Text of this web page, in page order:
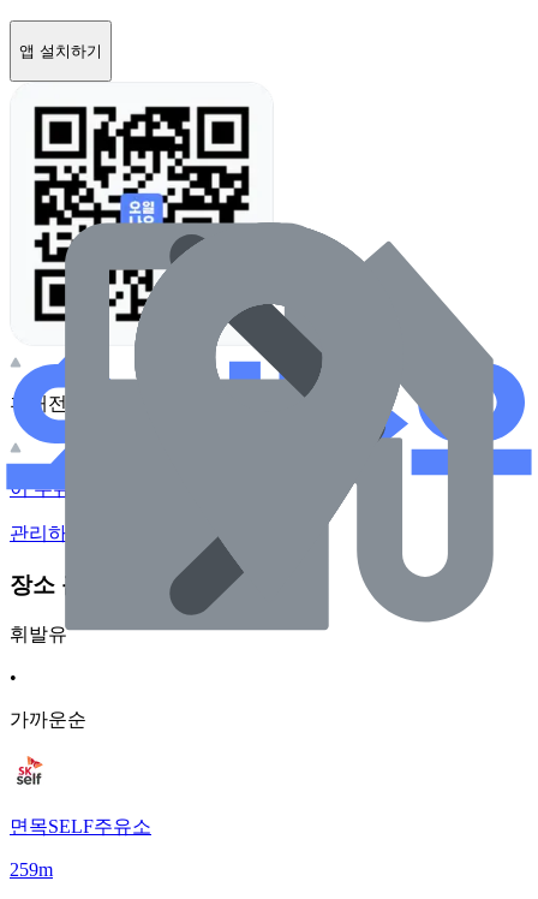
앱 설치하기
휴대전화 카메라로 찍어보세요
이 주유소의 사장님이신가요?
관리하기
장소 근처 주유소
휘발유
•
가까운순
면목SELF주유소
259m